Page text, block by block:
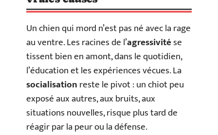
Un chien qui mord n’est pas né avec la rage
au ventre. Les racines de l’agressivitése
tissent bien en amont, dans le quotidien,
l’éducation et les expériences vécues. La
socialisationreste le pivot : un chiot peu
exposé aux autres, aux bruits, aux
situations nouvelles, risque plus tard de
réagir par la peur ou la défense.